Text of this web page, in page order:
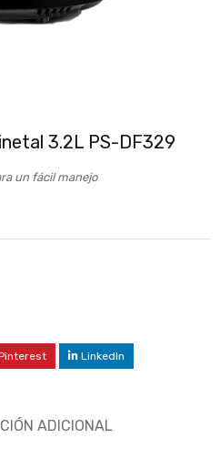
3.2L PS-DF329
un fácil manejo
LinkedIn
ADICIONAL